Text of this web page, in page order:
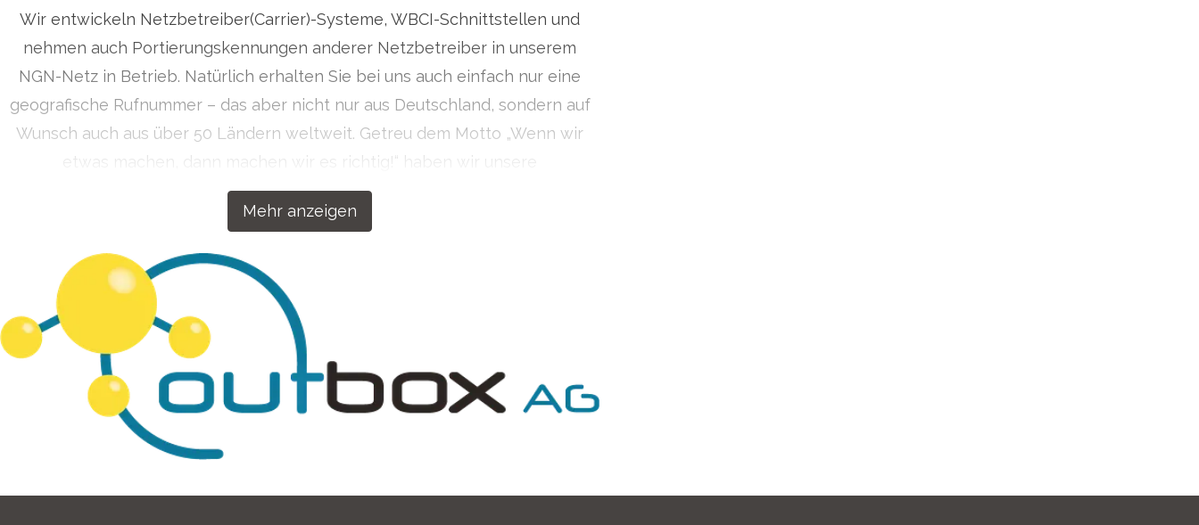
Mehr anzeigen
Wir entwickeln Netzbetreiber(Carrier)-Systeme, WBCI-Schnittstellen und
nehmen auch Portierungskennungen anderer Netzbetreiber in unserem
NGN-Netz in Betrieb. Natürlich erhalten Sie bei uns auch einfach nur eine
geografische Rufnummer – das aber nicht nur aus Deutschland, sondern auf
Wunsch auch aus über 50 Ländern weltweit. Getreu dem Motto „Wenn wir
etwas machen, dann machen wir es richtig!“ haben wir unsere
Kommunikationslösungen für Ihren Erfolg konzipiert.